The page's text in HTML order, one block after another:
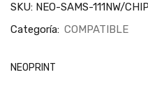
SKU: NEO-SAMS-111NW/CHIP
Categoría: COMPATIBLE
NEOPRINT